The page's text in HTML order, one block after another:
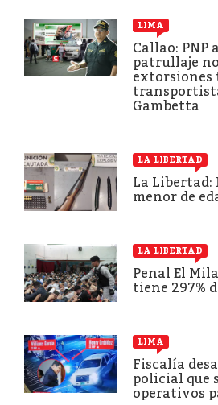
LIMA
Callao: PNP
patrullaje
extorsiones
Gambetta
LA LIBERTAD
La
menor de
LA LIBERTAD
Penal El
tiene 297%
LIMA
Fiscalía
policial que
operativos